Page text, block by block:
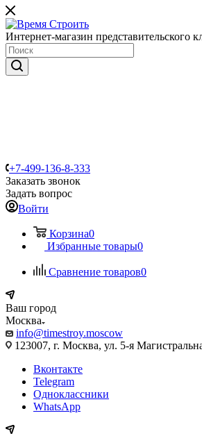
Интернет-магазин представительского
+7-499-136-8-333
Заказать звонок
Задать вопрос
Войти
Корзина0
Избранные товары0
Сравнение товаров0
Ваш город
Москва
info@timestroy.moscow
123007, г. Москва, ул. 5-я
Вконтакте
Telegram
Одноклассники
WhatsApp